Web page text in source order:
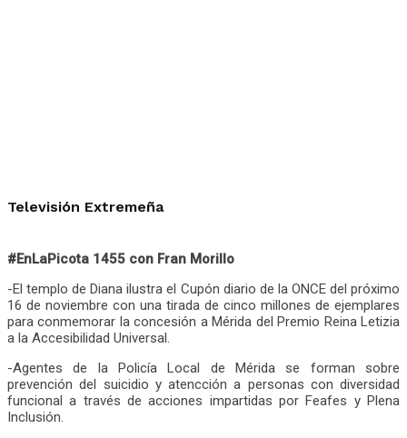
Televisión Extremeña
#EnLaPicota 1455 con Fran Morillo
-El templo de Diana ilustra el Cupón diario de la ONCE del próximo
16 de noviembre con una tirada de cinco millones de ejemplares
para conmemorar la concesión a Mérida del Premio Reina Letizia
a la Accesibilidad Universal.
-Agentes de la Policía Local de Mérida se forman sobre
prevención del suicidio y atencción a personas con diversidad
funcional a través de acciones impartidas por Feafes y Plena
Inclusión.